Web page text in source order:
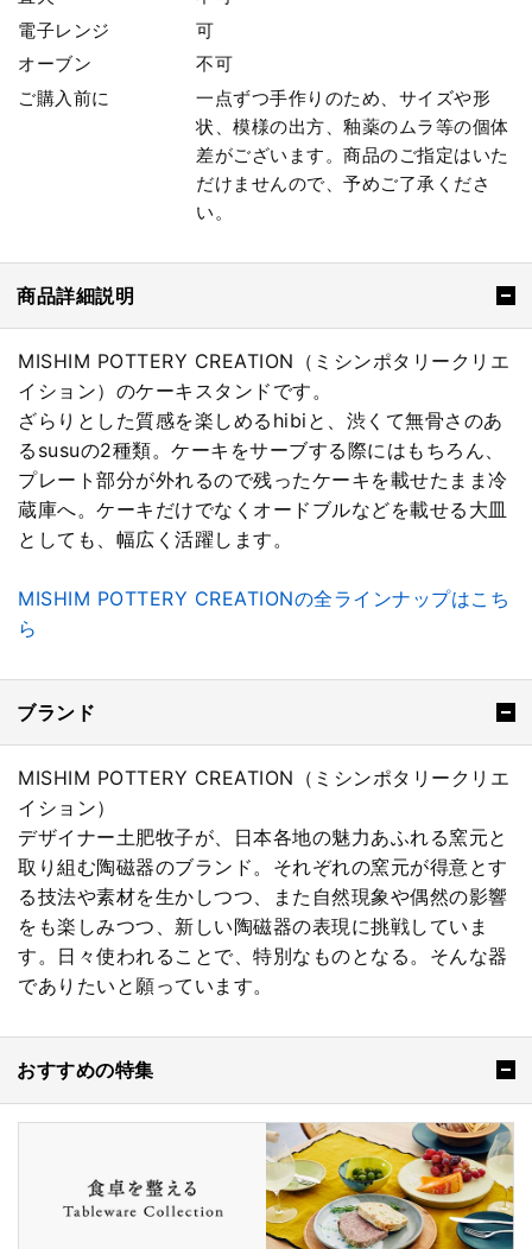
電子レンジ
可
オーブン
不可
ご購入前に
一点ずつ手作りのため、サイズや形
状、模様の出方、釉薬のムラ等の個体
差がございます。商品のご指定はいた
だけませんので、予めご了承くださ
い。
商品詳細説明
MISHIM POTTERY CREATION（ミシンポタリークリエ
イション）のケーキスタンドです。
ざらりとした質感を楽しめるhibiと、渋くて無骨さのあ
るsusuの2種類。ケーキをサーブする際にはもちろん、
プレート部分が外れるので残ったケーキを載せたまま冷
蔵庫へ。ケーキだけでなくオードブルなどを載せる大皿
としても、幅広く活躍します。
MISHIM POTTERY CREATIONの全ラインナップはこち
ら
ブランド
MISHIM POTTERY CREATION（ミシンポタリークリエ
イション）
デザイナー土肥牧子が、日本各地の魅力あふれる窯元と
取り組む陶磁器のブランド。それぞれの窯元が得意とす
る技法や素材を生かしつつ、また自然現象や偶然の影響
をも楽しみつつ、新しい陶磁器の表現に挑戦していま
す。日々使われることで、特別なものとなる。そんな器
でありたいと願っています。
おすすめの特集